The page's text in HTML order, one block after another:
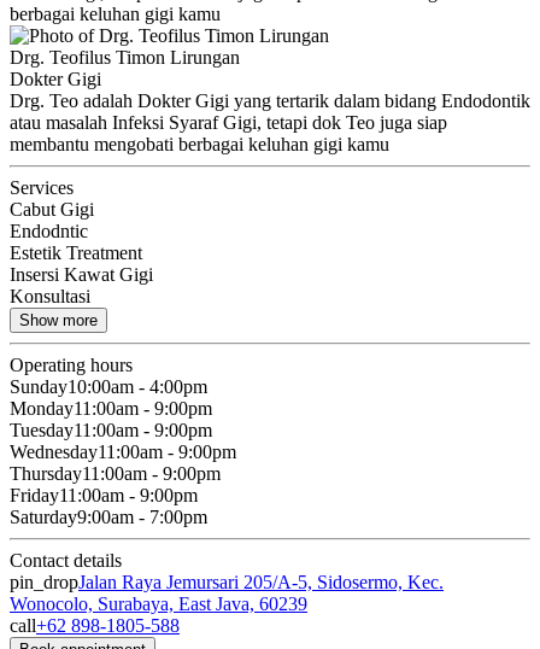
berbagai keluhan gigi kamu
Drg. Teofilus Timon Lirungan
Dokter Gigi
Drg. Teo adalah Dokter Gigi yang tertarik dalam bidang Endodontik
atau masalah Infeksi Syaraf Gigi, tetapi dok Teo juga siap
membantu mengobati berbagai keluhan gigi kamu
Services
Cabut Gigi
Endodntic
Estetik Treatment
Insersi Kawat Gigi
Konsultasi
Show more
Operating hours
Sunday10:00am - 4:00pm
Monday11:00am - 9:00pm
Tuesday11:00am - 9:00pm
Wednesday11:00am - 9:00pm
Thursday11:00am - 9:00pm
Friday11:00am - 9:00pm
Saturday9:00am - 7:00pm
Contact details
pin_dropJalan Raya Jemursari 205/A-5, Sidosermo, Kec.
Wonocolo, Surabaya, East Java, 60239
call+62 898-1805-588